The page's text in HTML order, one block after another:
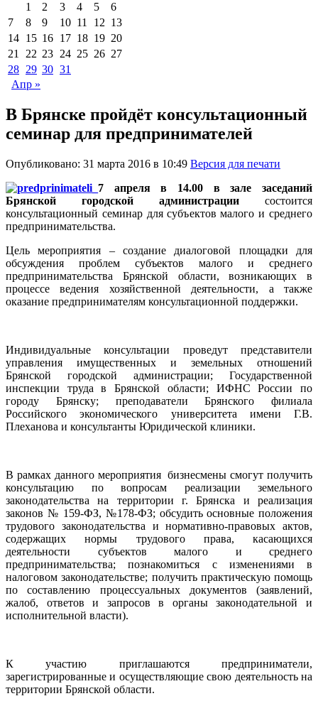
1 2 3 4 5
6
7
8 9 10 11 12 13
14 15 16 17 18 19 20
21
22 23 24 25 26 27
28 29 30 31
Апр »
В Брянске пройдёт консультационный
семинар для предпринимателей
Опубликовано: 31 марта 2016 в 10:49 Версия для печати
7 апреля в 14.00 в зале заседаний
Брянской городской администрации состоится
консультационный семинар для субъектов малого и среднего
предпринимательства.
Цель мероприятия – создание диалоговой площадки для
обсуждения проблем субъектов малого и среднего
предпринимательства Брянской области, возникающих в
процессе ведения хозяйственной деятельности, а также
оказание предпринимателям консультационной поддержки.
Индивидуальные консультации проведут представители
управления имущественных и земельных отношений
Брянской городской администрации; Государственной
инспекции труда в Брянской области; ИФНС России по
городу Брянску; преподаватели Брянского филиала
Российского экономического университета имени Г.В.
Плеханова и консультанты Юридической клиники.
В рамках данного мероприятия бизнесмены смогут получить
консультацию по вопросам реализации земельного
законодательства на территории г. Брянска и реализация
законов № 159-ФЗ, №178-ФЗ; обсудить основные положения
трудового законодательства и нормативно-правовых актов,
содержащих нормы трудового права, касающихся
деятельности субъектов малого и среднего
предпринимательства; познакомиться с изменениями в
налоговом законодательстве; получить практическую помощь
по составлению процессуальных документов (заявлений,
жалоб, ответов и запросов в органы законодательной и
исполнительной власти).
К участию приглашаются предприниматели,
зарегистрированные и осуществляющие свою деятельность на
территории Брянской области.